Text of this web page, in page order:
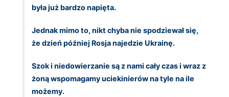
była już bardzo napięta.
Jednak mimo to, nikt chyba nie spodziewał się,
że dzień później Rosja najedzie Ukrainę.
Szok i niedowierzanie są z nami cały czas i wraz z
żoną wspomagamy uciekinierów na tyle na ile
możemy.